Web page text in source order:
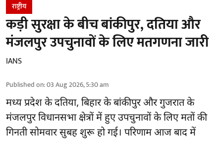
राष्ट्रीय
कड़ी सुरक्षा के बीच बांकीपुर, दतिया और
मंजलपुर उपचुनावों के लिए मतगणना जारी
IANS
Published on:03 Aug 2026, 5:30 am
मध्य प्रदेश के दतिया, बिहार के बांकीपुर और गुजरात के
मंजलपुर विधानसभा क्षेत्रों में हुए उपचुनावों के लिए मतों की
गिनती सोमवार सुबह शुरू हो गई। परिणाम आज बाद में